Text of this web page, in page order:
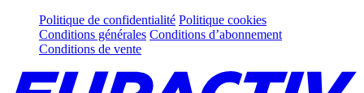
Politique de confidentialité Politique cookies
Conditions générales Conditions d’abonnement
Conditions de vente